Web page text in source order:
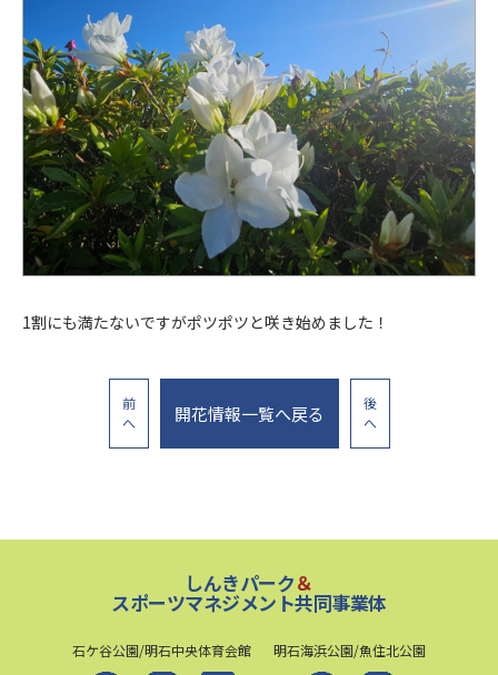
1割にも満たないですがポツポツと咲き始めました！
前
へ
開花情報一覧へ戻る
後
へ
しんきパーク＆
スポーツマネジメント共同事業体
石ケ谷公園/明石中央体育会館 明石海浜公園/魚住北公園